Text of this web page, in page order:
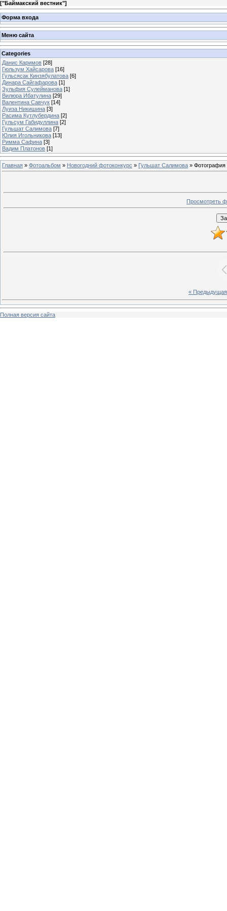
["Баймакский вестник"]
Форма входа
Меню сайта
Categories
Данис Каримов [28]
Гюльзум Хайсарова [16]
Гульсясак Кинзябулатова [6]
Динара Сайгафарова [1]
Зульфия Сулейманова [1]
Вилюра Ибатулина [29]
Валентина Савчук [14]
Луиза Никишина [3]
Расима Кутлубердина [2]
Гульсум Габидуллина [2]
Гульшат Салимова [7]
Юлия Игольникова [13]
Римма Сафина [3]
Вадим Платонов [1]
Главная » Фотоальбом » Новогодний фотоконкурс » Гульшат Салимова » Фотография
Просмотреть
« Предыдущая
Полная версия сайта